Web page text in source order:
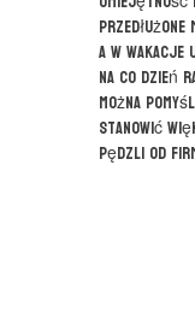
a w wakacje
Na co dzień
Można
stanowić
pędzli od